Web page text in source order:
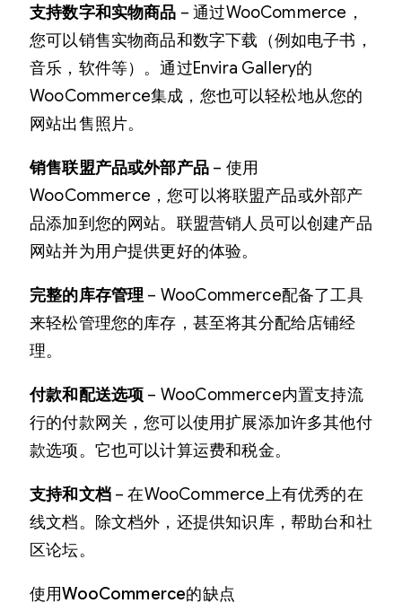
支持数字和实物商品 – 通过WooCommerce，
您可以销售实物商品和数字下载（例如电子书，
音乐，软件等）。通过Envira Gallery的
WooCommerce集成，您也可以轻松地从您的
网站出售照片。
销售联盟产品或外部产品– 使用
WooCommerce，您可以将联盟产品或外部产
品添加到您的网站。联盟营销人员可以创建产品
网站并为用户提供更好的体验。
完整的库存管理 – WooCommerce配备了工具
来轻松管理您的库存，甚至将其分配给店铺经
理。
付款和配送选项 – WooCommerce内置支持流
行的付款网关，您可以使用扩展添加许多其他付
款选项。它也可以计算运费和税金。
支持和文档– 在WooCommerce上有优秀的在
线文档。除文档外，还提供知识库，帮助台和社
区论坛。
使用WooCommerce的缺点